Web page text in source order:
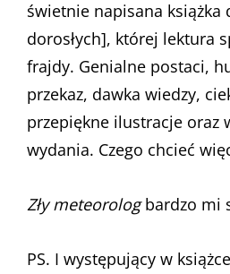
świetnie napisana książka
dorosłych], której lektura
frajdy. Genialne postaci,
przekaz, dawka wiedzy,
przepiękne ilustracje oraz
wydania. Czego chcieć
Zły meteorologbardzo mi
PS. I występujący w